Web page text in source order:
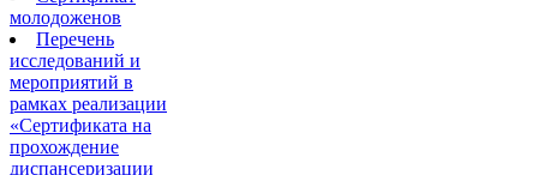
молодоженов
Перечень
исследований и
мероприятий в
рамках реализации
«Сертификата на
прохождение
диспансеризации